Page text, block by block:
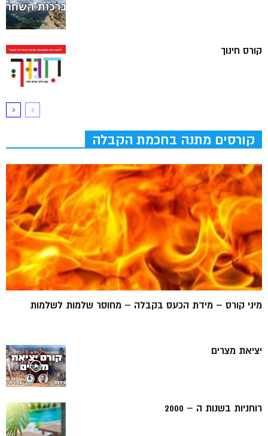
קורס חינוך
קורסים מתנה בחכמת הקבלה
מיני קורס – מידת הכעס בקבלה – מחוסר שלמות לשלמות
יציאת מצרים
רוחניות בשנות ה – 2000